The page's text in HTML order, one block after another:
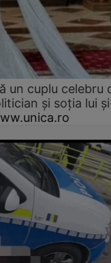
un cuplu celebru
și soția lui